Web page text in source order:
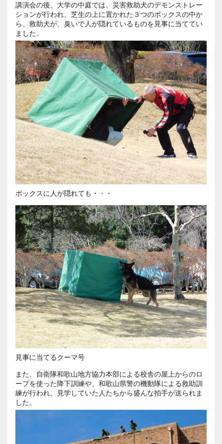
講演会の後、大学の中庭では、災害救助犬のデモンストレー
ションが行われ、芝生の上に置かれた３つのボックスの中か
ら、救助犬が、臭いで人が隠れているものを見事に当ててい
ました。
ボックスに人が隠れても・・・
見事に当てるクーマ号
また、自衛隊和歌山地方協力本部による校舎の屋上からのロ
ープを使った降下訓練や、和歌山県警の機動隊による救助訓
練が行われ、見学していた人たちから盛んな拍手が送られま
した。